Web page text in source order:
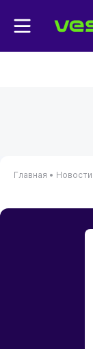
Главная • Новости